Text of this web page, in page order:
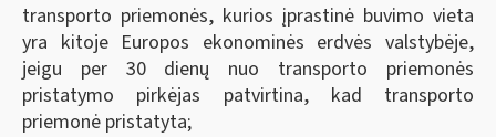
transporto priemonės, kurios įprastinė buvimo vieta
yra kitoje Europos ekonominės erdvės valstybėje,
jeigu per 30 dienų nuo transporto priemonės
pristatymo pirkėjas patvirtina, kad transporto
priemonė pristatyta;